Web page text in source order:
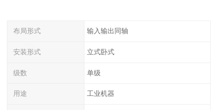
布局形式 输入输出同轴
安装形式 立式卧式
级数 单级
用途 工业机器